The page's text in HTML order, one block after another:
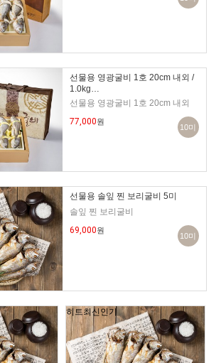
선물용 영광굴비 1호 20cm 내외 /
1.0kg…
선물용 영광굴비 1호 20cm 내외
77,000원
10미
선물용 솔잎 찐 보리굴비 5미
솔잎 찐 보리굴비
69,000원
10미
히트최신 인기